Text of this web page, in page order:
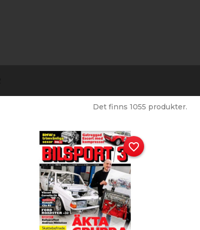
Det finns 1055 produkter.
favorite_border